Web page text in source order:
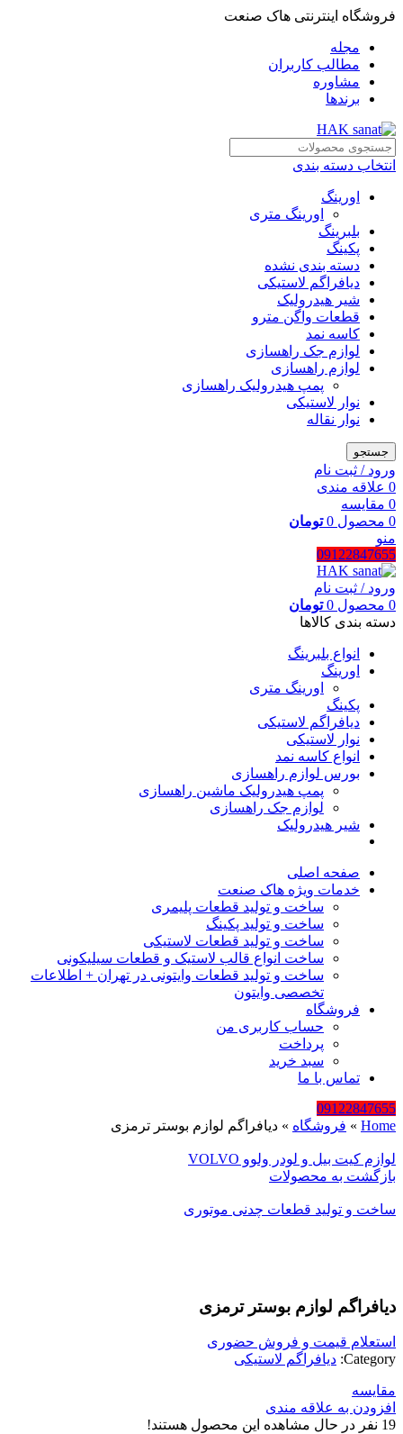
فروشگاه اینترنتی هاک صنعت
مجله
مطالب کاربران
مشاوره
برندها
انتخاب دسته بندی
اورینگ
اورینگ متری
بلبرینگ
پکینگ
دسته بندی نشده
دیافراگم لاستیکی
شیر هیدرولیک
قطعات واگن مترو
کاسه نمد
لوازم جک راهسازی
لوازم راهسازی
پمپ هیدرولیک راهسازی
نوار لاستیکی
نوار نقاله
جستجو
ورود / ثبت نام
0 علاقه مندی
0 مقایسه
0 محصول 0 تومان
منو
09122847655
ورود / ثبت نام
0 محصول 0 تومان
دسته بندی کالاها
انواع بلبرینگ
اورینگ
اورینگ متری
پکینگ
دیافراگم لاستیکی
نوار لاستیکی
انواع کاسه نمد
بورس لوازم راهسازی
پمپ هیدرولیک ماشین راهسازی
لوازم جک راهسازی
شیر هیدرولیک
صفحه اصلی
خدمات ویژه هاک صنعت
ساخت و تولید قطعات پلیمری
ساخت و تولید پکینگ
ساخت و تولید قطعات لاستیکی
ساخت انواع قالب لاستیک و قطعات سیلیکونی
ساخت و تولید قطعات وایتونی در تهران + اطلاعات
تخصصی وایتون
فروشگاه
حساب کاربری من
پرداخت
سبد خرید
تماس با ما
09122847655
Home
» فروشگاه » دیافراگم لوازم بوستر ترمزی
لوازم کیت بیل و لودر ولوو VOLVO
بازگشت به محصولات
ساخت و تولید قطعات چدنی موتوری
دیافراگم لوازم بوستر ترمزی
استعلام قیمت و فروش حضوری
Category: دیافراگم لاستیکی
مقایسه
افزودن به علاقه مندی
19 نفر در حال مشاهده این محصول هستند!